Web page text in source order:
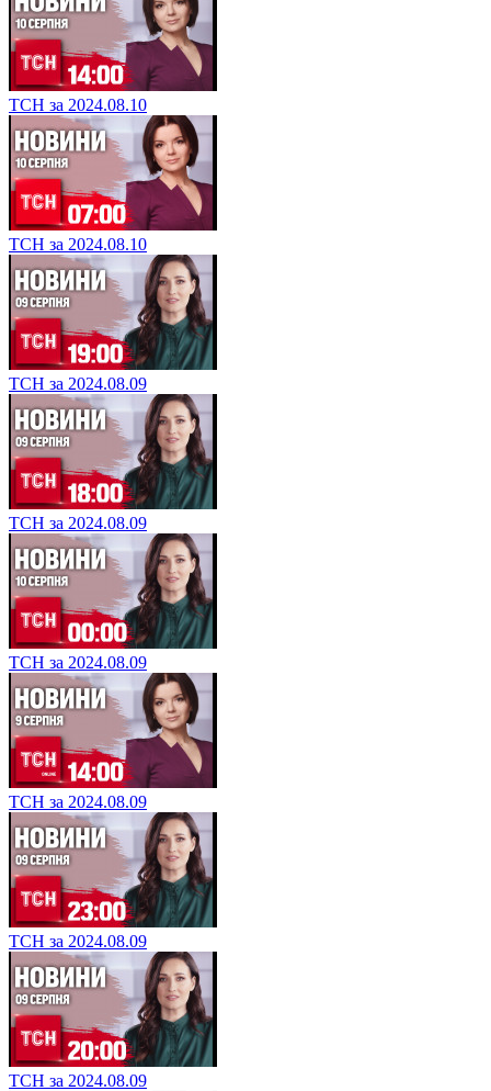
ТСН за 2024.08.10
ТСН за 2024.08.10
ТСН за 2024.08.09
ТСН за 2024.08.09
ТСН за 2024.08.09
ТСН за 2024.08.09
ТСН за 2024.08.09
ТСН за 2024.08.09